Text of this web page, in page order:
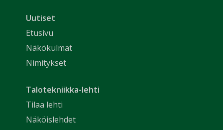
Uutiset
Etusivu
Näkökulmat
Nimitykset
Talotekniikka-lehti
Tilaa lehti
Näköislehdet